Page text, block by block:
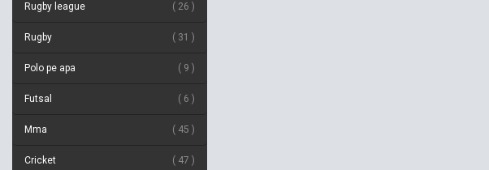
Rugby league 26
Rugby 31
Polo pe apa 9
Futsal 6
Mma 45
Cricket 47